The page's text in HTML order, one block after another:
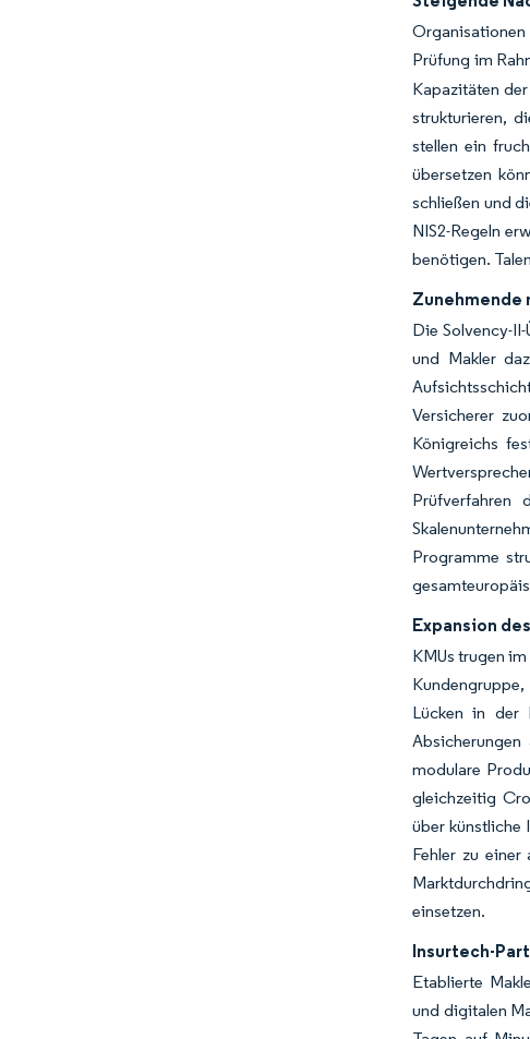
Prüfung im
Kapazitäten
strukturieren,
stellen ein
übersetzen
schließen und
NIS2-Regeln
benötigen.
Die Solvency-
und Makler
Versicherer
Königreichs
Prüfverfahren
Programme
Expansion
KMUs trugen
Lücken in der
modulare
gleichzeitig
über künstliche
Fehler zu
einsetzen.
Insurtech-
Etablierte
und digitalen